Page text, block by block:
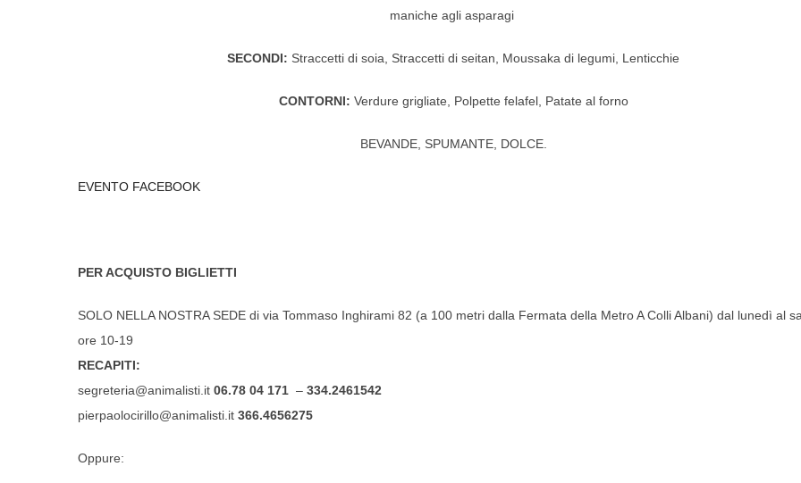
maniche agli asparagi
SECONDI: Straccetti di soia, Straccetti di seitan, Moussaka di legumi, Lenticchie
CONTORNI: Verdure grigliate, Polpette felafel, Patate al forno
BEVANDE, SPUMANTE, DOLCE.
EVENTO FACEBOOK
PER ACQUISTO BIGLIETTI
SOLO NELLA NOSTRA SEDE di via Tommaso Inghirami 82 (a 100 metri dalla Fermata della Metro A Colli Albani) dal lunedì al
ore 10-19
RECAPITI:
segreteria@animalisti.it 06.78 04 171 – 334.2461542
pierpaolocirillo@animalisti.it 366.4656275
Oppure: